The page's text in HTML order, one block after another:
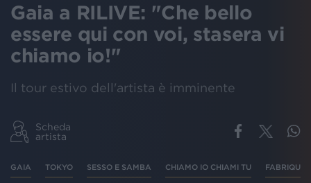
Gaia a RILIVE: "Che bello
essere qui con voi, stasera vi
chiamo io!"
Il tour estivo dell'artista è imminente
Scheda
artista
GAIA TOKYO SESSO E SAMBA CHIAMO IO CHIAMI TU FABRIQUE